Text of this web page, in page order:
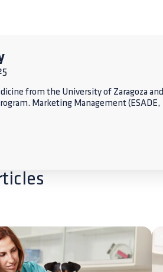
from the University of Zaragoza and
Marketing Management (ESADE,